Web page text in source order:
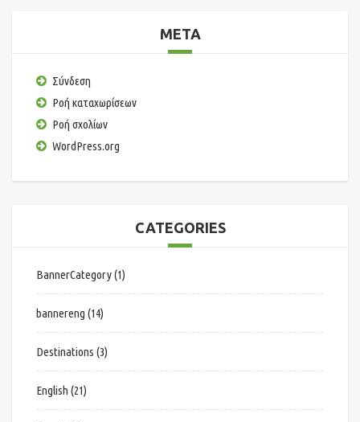
META
Σύνδεση
Ροή καταχωρίσεων
Ροή σχολίων
WordPress.org
CATEGORIES
BannerCategory(1)
bannereng (14)
Destinations (3)
English (21)